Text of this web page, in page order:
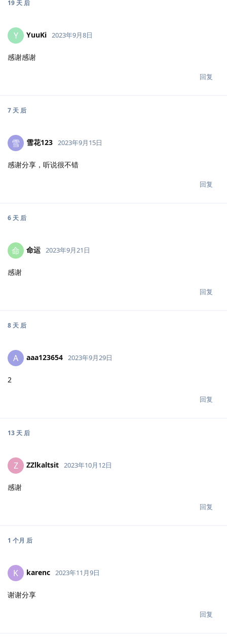
19 天 后
Y YuuKi 2023年9月8日
感谢感谢
回复
7 天 后
雪 雪花123 2023年9月15日
感谢分享，听说很不错
回复
6 天 后
命 命运 2023年9月21日
感谢
回复
8 天 后
A aaa123654 2023年9月29日
2
回复
13 天 后
Z ZZlkaltsit 2023年10月12日
感谢
回复
1 个月 后
K karenc 2023年11月9日
谢谢分享
回复